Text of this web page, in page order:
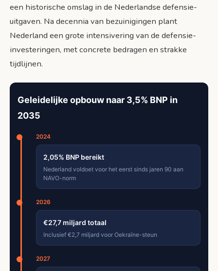
een historische omslag in de Nederlandse defensie-
uitgaven. Na decennia van bezuinigingen plant
Nederland een grote intensivering van de defensie-
investeringen, met concrete bedragen en strakke
tijdlijnen.
Geleidelijke opbouw naar 3,5% BNP in
2035
2024
2,05% BNP bereikt
Nederland voldoet voor het eerst sinds jaren 90 aan
NAVO-norm
2026
€27,7 miljard totaal
Inclusief €2,7 miljard voor Oekraïne-steun
2027